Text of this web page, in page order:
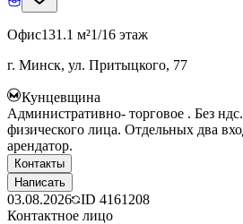
Офис131.1 м²1/16 этаж
г. Минск, ул. Притыцкого, 77
Кунцевщина
Административно- торговое . Без
физического лица. Отдельных два
арендатор.
Контакты
Написать
03.08.2026 ID 4161208
Контактное лицо